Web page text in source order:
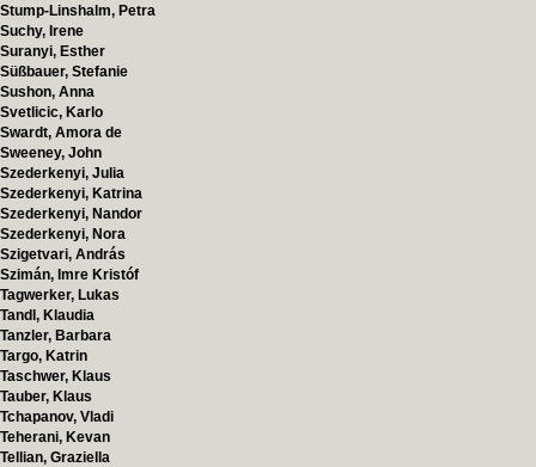
Stump-Linshalm, Petra
Suchy, Irene
Suranyi, Esther
Süßbauer, Stefanie
Sushon, Anna
Svetlicic, Karlo
Swardt, Amora de
Sweeney, John
Szederkenyi, Julia
Szederkenyi, Katrina
Szederkenyi, Nandor
Szederkenyi, Nora
Szigetvari, András
Szimán, Imre Kristóf
Tagwerker, Lukas
Tandl, Klaudia
Tanzler, Barbara
Targo, Katrin
Taschwer, Klaus
Tauber, Klaus
Tchapanov, Vladi
Teherani, Kevan
Tellian, Graziella